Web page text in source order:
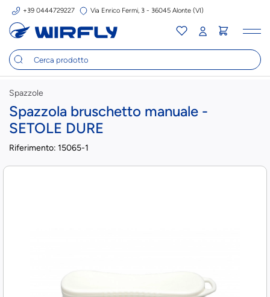
+39 0444729227 Via Enrico Fermi, 3 - 36045 Alonte (VI)
Spazzole
Spazzola bruschetto manuale -
SETOLE DURE
Riferimento: 15065-1